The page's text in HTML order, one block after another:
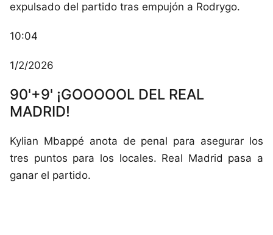
expulsado del partido tras empujón a Rodrygo.
10:04
1/2/2026
90'+9' ¡GOOOOOL DEL REAL
MADRID!
Kylian Mbappé anota de penal para asegurar los
tres puntos para los locales. Real Madrid pasa a
ganar el partido.